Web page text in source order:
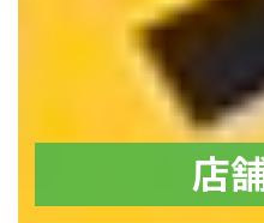
店